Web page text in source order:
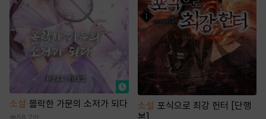
소설 몰락한 가문의 소저가 되다 소설 포식으로 최강 헌터 [단행